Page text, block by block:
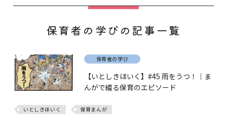
保育者の学びの記事一覧
保育者の学び
【いとしきほいく】#45 雨をうつ！｜ま
んがで綴る保育のエピソード
いとしきほいく 保育まんが